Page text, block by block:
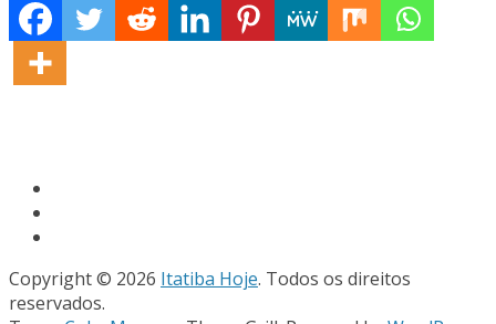
Copyright © 2026 Itatiba Hoje. Todos os direitos
reservados.